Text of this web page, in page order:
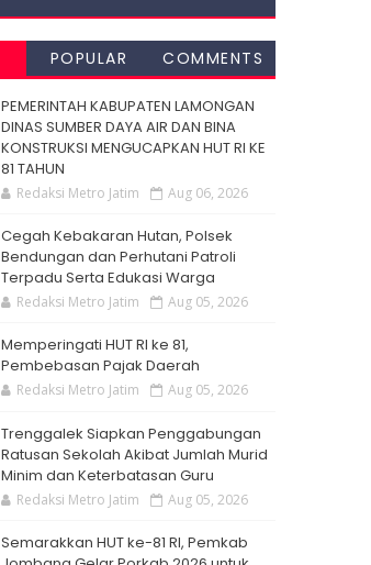
POPULAR COMMENTS
PEMERINTAH KABUPATEN LAMONGAN
DINAS SUMBER DAYA AIR DAN BINA
KONSTRUKSI MENGUCAPKAN HUT RI KE
81 TAHUN
Redaksi Metro Jatim Aug 06, 2026
Cegah Kebakaran Hutan, Polsek
Bendungan dan Perhutani Patroli
Terpadu Serta Edukasi Warga
Redaksi Metro Jatim Aug 05, 2026
Memperingati HUT RI ke 81,
Pembebasan Pajak Daerah
Redaksi Metro Jatim Aug 05, 2026
Trenggalek Siapkan Penggabungan
Ratusan Sekolah Akibat Jumlah Murid
Minim dan Keterbatasan Guru
Redaksi Metro Jatim Aug 05, 2026
Semarakkan HUT ke-81 RI, Pemkab